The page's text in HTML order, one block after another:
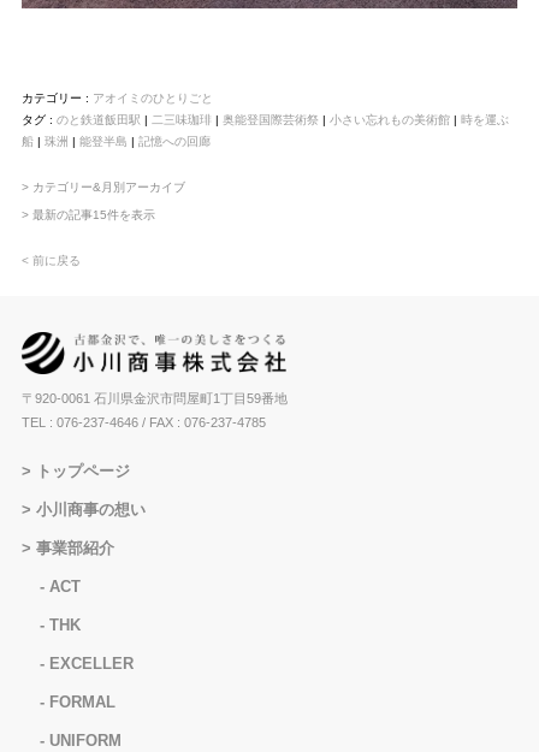
カテゴリー : アオイミのひとりごと
タグ : のと鉄道飯田駅 | 二三味珈琲 | 奥能登国際芸術祭 | 小さい忘れもの美術館| 時を運ぶ
船| 珠洲 | 能登半島 | 記憶への回廊
> カテゴリー&月別アーカイブ
> 最新の記事15件を表示
< 前に戻る
〒920-0061 石川県金沢市問屋町1丁目59番地
TEL : 076-237-4646/ FAX : 076-237-4785
トップページ
小川商事の想い
事業部紹介
ACT
THK
EXCELLER
FORMAL
UNIFORM